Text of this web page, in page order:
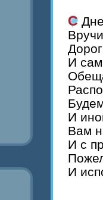
С
И
И
Вам
И с
И